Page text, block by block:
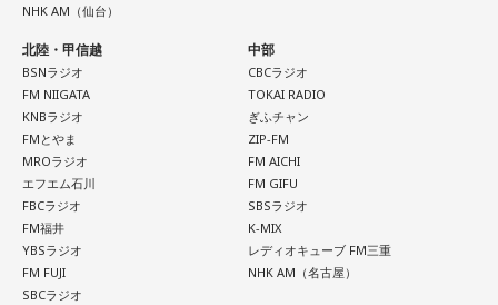
NHK AM（仙台）
北陸・甲信越
BSNラジオ
FM NIIGATA
KNBラジオ
FMとやま
MROラジオ
エフエム石川
FBCラジオ
FM福井
YBSラジオ
FM FUJI
SBCラジオ
中部
CBCラジオ
TOKAI RADIO
ぎふチャン
ZIP-FM
FM AICHI
FM GIFU
SBSラジオ
K-MIX
レディオキューブ FM三重
NHK AM（名古屋）